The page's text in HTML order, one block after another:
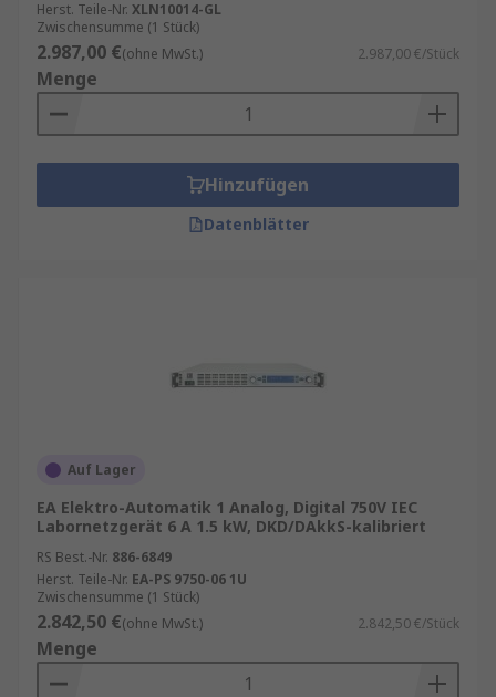
Herst. Teile-Nr. XLN10014-GL
Zwischensumme (1 Stück)
2.987,00 €(ohne MwSt.) 2.987,00 €/Stück
Menge
Hinzufügen
Datenblätter
Auf Lager
EA Elektro-Automatik 1 Analog, Digital 750V IEC
Labornetzgerät 6 A 1.5 kW, DKD/DAkkS-kalibriert
RS Best.-Nr. 886-6849
Herst. Teile-Nr. EA-PS 9750-06 1U
Zwischensumme (1 Stück)
2.842,50 €(ohne MwSt.) 2.842,50 €/Stück
Menge